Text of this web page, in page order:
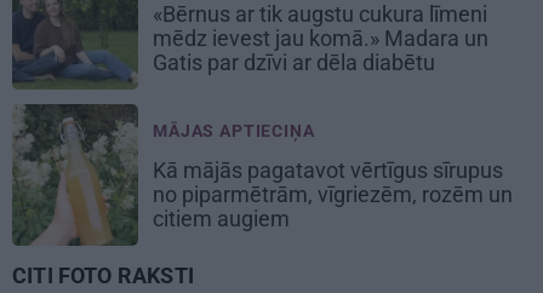
«Bērnus ar tik augstu cukura līmeni
mēdz ievest jau komā.» Madara un
Gatis par dzīvi ar dēla diabētu
MĀJAS APTIECIŅA
Kā mājās pagatavot vērtīgus sīrupus
no piparmētrām, vīgriezēm, rozēm un
citiem augiem
CITI FOTO RAKSTI